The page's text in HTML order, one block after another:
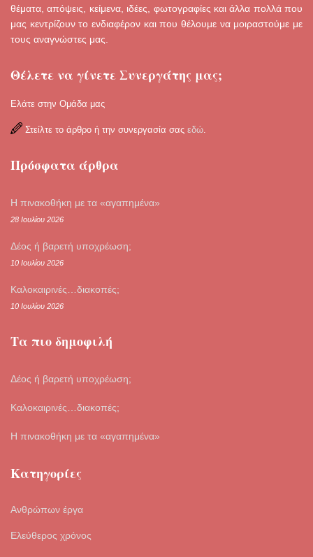
θέματα, απόψεις, κείμενα, ιδέες, φωτογραφίες και άλλα πολλά που
μας κεντρίζουν το ενδιαφέρον και που θέλουμε να μοιραστούμε με
τους αναγνώστες μας.
Θέλετε να γίνετε Συνεργάτης μας;
Ελάτε στην Ομάδα μας
Στείλτε το άρθρο ή την συνεργασία σας εδώ.
Πρόσφατα άρθρα
Η πινακοθήκη με τα «αγαπημένα»
28 Ιουλίου 2026
Δέος ή βαρετή υποχρέωση;
10 Ιουλίου 2026
Καλοκαιρινές…διακοπές;
10 Ιουλίου 2026
Τα πιο δημοφιλή
Δέος ή βαρετή υποχρέωση;
Καλοκαιρινές…διακοπές;
Η πινακοθήκη με τα «αγαπημένα»
Κατηγορίες
Ανθρώπων έργα
Ελεύθερος χρόνος